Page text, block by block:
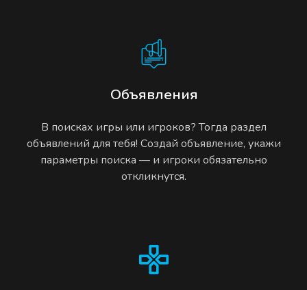
Объявления
В поисках игры или игроков? Тогда раздел
объявлений для тебя! Создай объявление, укажи
параметры поиска — и игроки обязательно
откликнутся.